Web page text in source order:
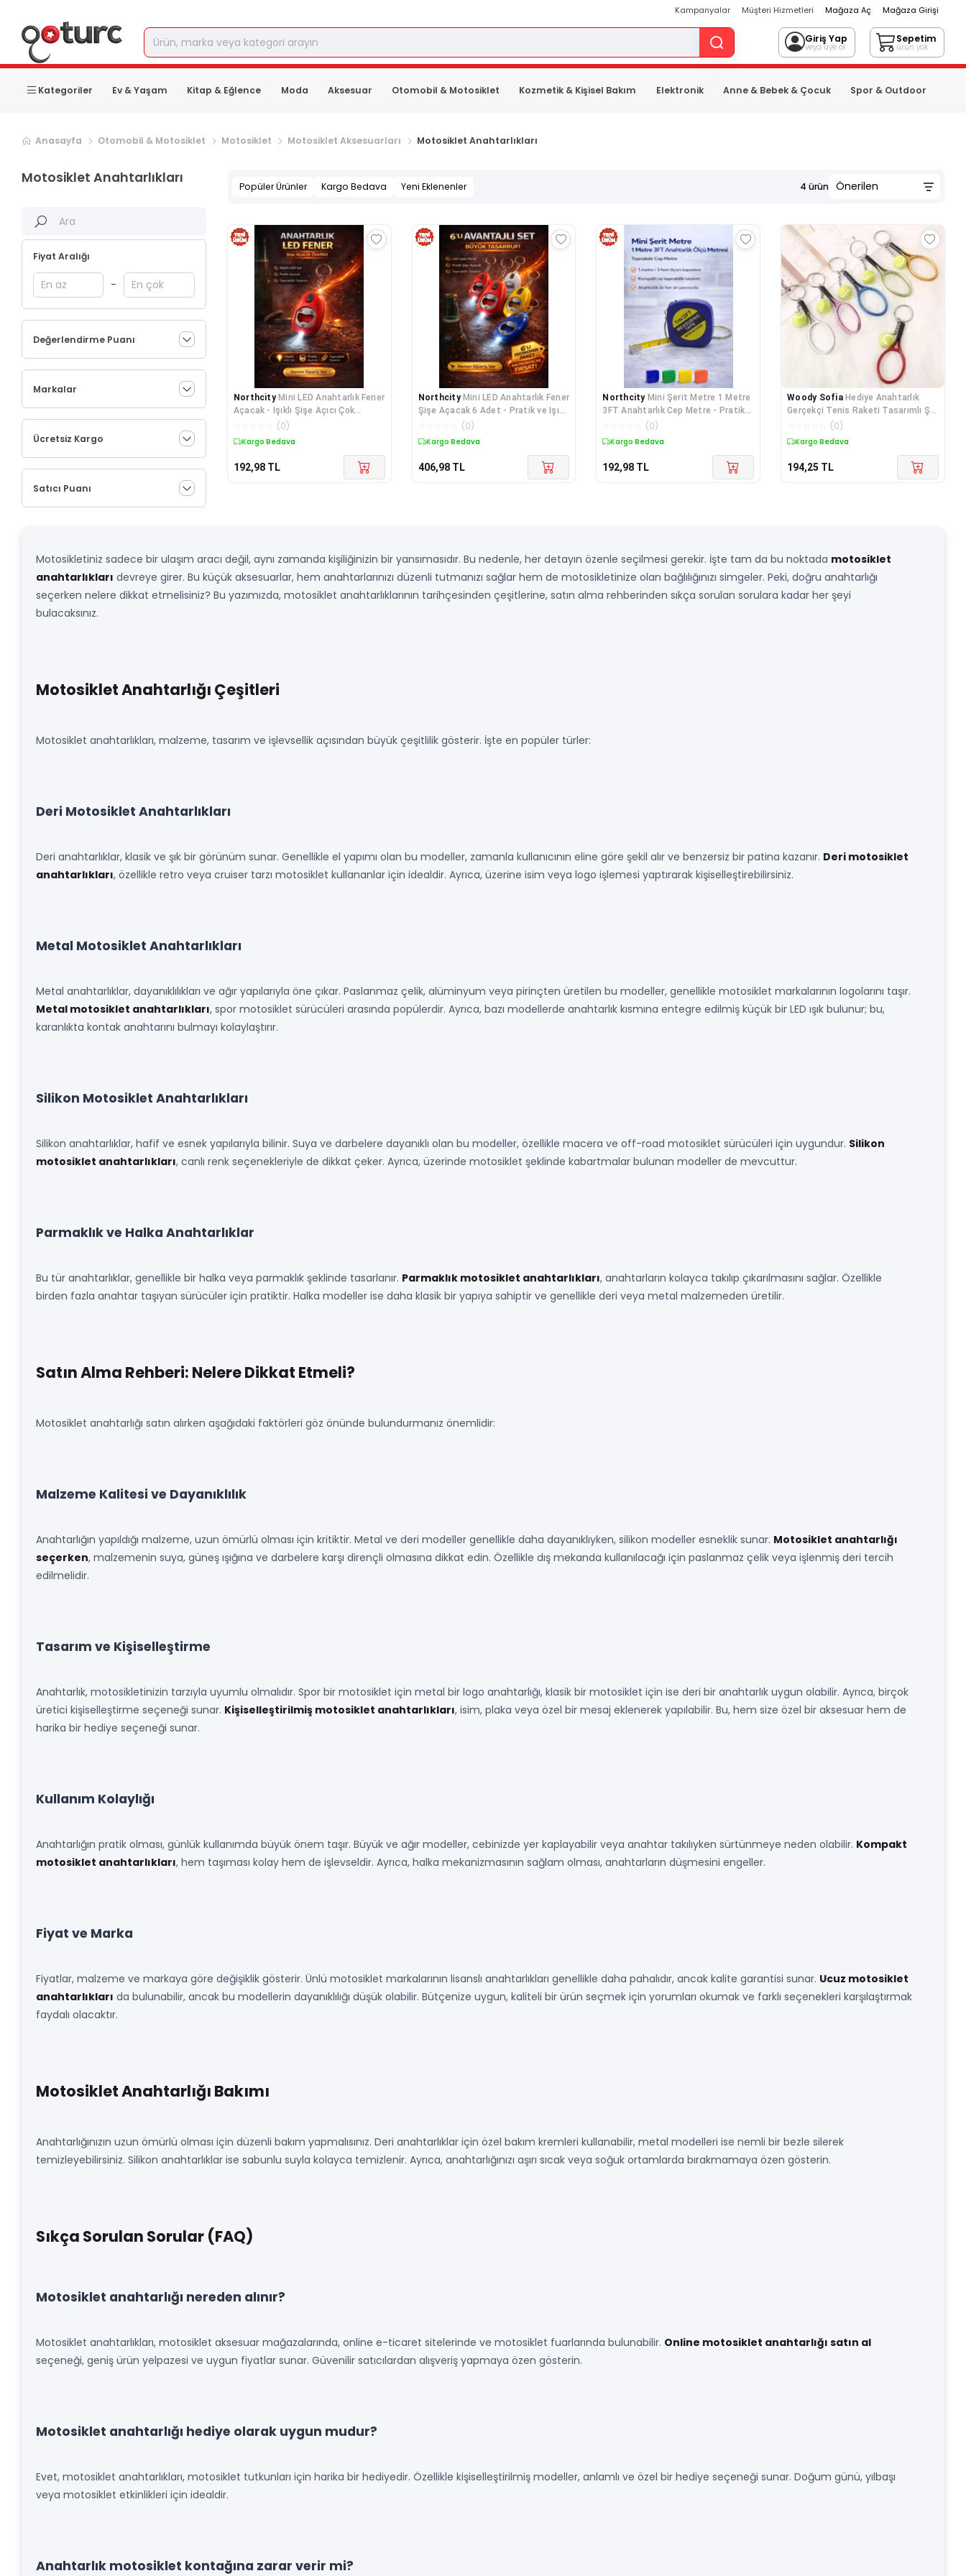
Kampanyalar Müşteri Hizmetleri Mağaza Aç Mağaza Girişi
Giriş Yap
veya üye ol
Sepetim
ürün yok
Kategoriler Ev & Yaşam Kitap & Eğlence Moda Aksesuar Otomobil & Motosiklet Kozmetik & Kişisel Bakım Elektronik Anne & Bebek & Çocuk Spor & Outdoor
Anasayfa Otomobil & Motosiklet Motosiklet Motosiklet Aksesuarları Motosiklet Anahtarlıkları
Motosiklet Anahtarlıkları
Fiyat Aralığı
-
Değerlendirme Puanı
Markalar
Ücretsiz Kargo
Satıcı Puanı
Popüler Ürünler Kargo Bedava Yeni Eklenenler 4 ürün
Northcity Mini LED Anahtarlık Fener
Açacak - Işıklı Şişe Açıcı Çok
Amaçlı Yardımcı
(0)
Kargo Bedava
192,98 TL
Northcity Mini LED Anahtarlık Fener
Şişe Açacak 6 Adet - Pratik ve Işıklı
(0)
Kargo Bedava
406,98 TL
Northcity Mini Şerit Metre 1 Metre
3FT Anahtarlık Cep Metre - Pratik
ve Taşınabilir
(0)
Kargo Bedava
192,98 TL
Woody Sofia Hediye Anahtarlık
Gerçekçi Tenis Raketi Tasarımlı Şık
(0)
Kargo Bedava
194,25 TL
Motosikletiniz sadece bir ulaşım aracı değil, aynı zamanda kişiliğinizin bir yansımasıdır. Bu nedenle, her detayın özenle seçilmesi gerekir. İşte tam da bu noktada motosiklet
anahtarlıkları devreye girer. Bu küçük aksesuarlar, hem anahtarlarınızı düzenli tutmanızı sağlar hem de motosikletinize olan bağlılığınızı simgeler. Peki, doğru anahtarlığı
seçerken nelere dikkat etmelisiniz? Bu yazımızda, motosiklet anahtarlıklarının tarihçesinden çeşitlerine, satın alma rehberinden sıkça sorulan sorulara kadar her şeyi
bulacaksınız.
Motosiklet Anahtarlığı Çeşitleri
Motosiklet anahtarlıkları, malzeme, tasarım ve işlevsellik açısından büyük çeşitlilik gösterir. İşte en popüler türler:
Deri Motosiklet Anahtarlıkları
Deri anahtarlıklar, klasik ve şık bir görünüm sunar. Genellikle el yapımı olan bu modeller, zamanla kullanıcının eline göre şekil alır ve benzersiz bir patina kazanır. Deri motosiklet
anahtarlıkları, özellikle retro veya cruiser tarzı motosiklet kullananlar için idealdir. Ayrıca, üzerine isim veya logo işlemesi yaptırarak kişiselleştirebilirsiniz.
Metal Motosiklet Anahtarlıkları
Metal anahtarlıklar, dayanıklılıkları ve ağır yapılarıyla öne çıkar. Paslanmaz çelik, alüminyum veya pirinçten üretilen bu modeller, genellikle motosiklet markalarının logolarını taşır.
Metal motosiklet anahtarlıkları, spor motosiklet sürücüleri arasında popülerdir. Ayrıca, bazı modellerde anahtarlık kısmına entegre edilmiş küçük bir LED ışık bulunur; bu,
karanlıkta kontak anahtarını bulmayı kolaylaştırır.
Silikon Motosiklet Anahtarlıkları
Silikon anahtarlıklar, hafif ve esnek yapılarıyla bilinir. Suya ve darbelere dayanıklı olan bu modeller, özellikle macera ve off-road motosiklet sürücüleri için uygundur. Silikon
motosiklet anahtarlıkları, canlı renk seçenekleriyle de dikkat çeker. Ayrıca, üzerinde motosiklet şeklinde kabartmalar bulunan modeller de mevcuttur.
Parmaklık ve Halka Anahtarlıklar
Bu tür anahtarlıklar, genellikle bir halka veya parmaklık şeklinde tasarlanır. Parmaklık motosiklet anahtarlıkları, anahtarların kolayca takılıp çıkarılmasını sağlar. Özellikle
birden fazla anahtar taşıyan sürücüler için pratiktir. Halka modeller ise daha klasik bir yapıya sahiptir ve genellikle deri veya metal malzemeden üretilir.
Satın Alma Rehberi: Nelere Dikkat Etmeli?
Motosiklet anahtarlığı satın alırken aşağıdaki faktörleri göz önünde bulundurmanız önemlidir:
Malzeme Kalitesi ve Dayanıklılık
Anahtarlığın yapıldığı malzeme, uzun ömürlü olması için kritiktir. Metal ve deri modeller genellikle daha dayanıklıyken, silikon modeller esneklik sunar. Motosiklet anahtarlığı
seçerken, malzemenin suya, güneş ışığına ve darbelere karşı dirençli olmasına dikkat edin. Özellikle dış mekanda kullanılacağı için paslanmaz çelik veya işlenmiş deri tercih
edilmelidir.
Tasarım ve Kişiselleştirme
Anahtarlık, motosikletinizin tarzıyla uyumlu olmalıdır. Spor bir motosiklet için metal bir logo anahtarlığı, klasik bir motosiklet için ise deri bir anahtarlık uygun olabilir. Ayrıca, birçok
üretici kişiselleştirme seçeneği sunar. Kişiselleştirilmiş motosiklet anahtarlıkları, isim, plaka veya özel bir mesaj eklenerek yapılabilir. Bu, hem size özel bir aksesuar hem de
harika bir hediye seçeneği sunar.
Kullanım Kolaylığı
Anahtarlığın pratik olması, günlük kullanımda büyük önem taşır. Büyük ve ağır modeller, cebinizde yer kaplayabilir veya anahtar takılıyken sürtünmeye neden olabilir. Kompakt
motosiklet anahtarlıkları, hem taşıması kolay hem de işlevseldir. Ayrıca, halka mekanizmasının sağlam olması, anahtarların düşmesini engeller.
Fiyat ve Marka
Fiyatlar, malzeme ve markaya göre değişiklik gösterir. Ünlü motosiklet markalarının lisanslı anahtarlıkları genellikle daha pahalıdır, ancak kalite garantisi sunar. Ucuz motosiklet
anahtarlıkları da bulunabilir, ancak bu modellerin dayanıklılığı düşük olabilir. Bütçenize uygun, kaliteli bir ürün seçmek için yorumları okumak ve farklı seçenekleri karşılaştırmak
faydalı olacaktır.
Motosiklet Anahtarlığı Bakımı
Anahtarlığınızın uzun ömürlü olması için düzenli bakım yapmalısınız. Deri anahtarlıklar için özel bakım kremleri kullanabilir, metal modelleri ise nemli bir bezle silerek
temizleyebilirsiniz. Silikon anahtarlıklar ise sabunlu suyla kolayca temizlenir. Ayrıca, anahtarlığınızı aşırı sıcak veya soğuk ortamlarda bırakmamaya özen gösterin.
Sıkça Sorulan Sorular (FAQ)
Motosiklet anahtarlığı nereden alınır?
Motosiklet anahtarlıkları, motosiklet aksesuar mağazalarında, online e-ticaret sitelerinde ve motosiklet fuarlarında bulunabilir. Online motosiklet anahtarlığı satın al
seçeneği, geniş ürün yelpazesi ve uygun fiyatlar sunar. Güvenilir satıcılardan alışveriş yapmaya özen gösterin.
Motosiklet anahtarlığı hediye olarak uygun mudur?
Evet, motosiklet anahtarlıkları, motosiklet tutkunları için harika bir hediyedir. Özellikle kişiselleştirilmiş modeller, anlamlı ve özel bir hediye seçeneği sunar. Doğum günü, yılbaşı
veya motosiklet etkinlikleri için idealdir.
Anahtarlık motosiklet kontağına zarar verir mi?